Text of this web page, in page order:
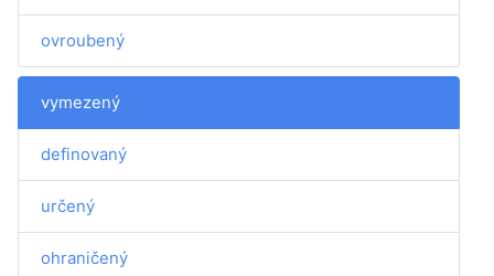
ovroubený
vymezený
definovaný
určený
ohraničený